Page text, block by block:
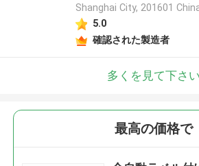
Shanghai City, 201601
5.0
確認された製造者
多くを見て下さい
最高の価格で